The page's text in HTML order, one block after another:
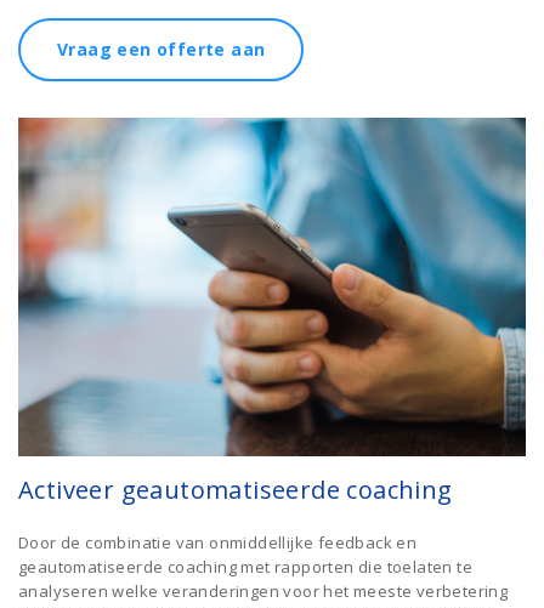
Vraag een offerte aan
Activeer geautomatiseerde coaching
Door de combinatie van onmiddellijke feedback en
geautomatiseerde coaching met rapporten die toelaten te
analyseren welke veranderingen voor het meeste verbetering